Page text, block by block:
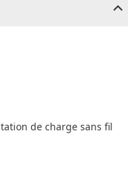
de charge sans fil